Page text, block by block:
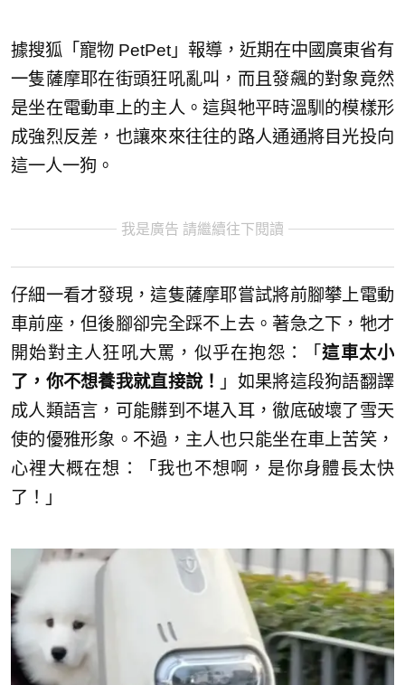
據搜狐「寵物 PetPet」報導，近期在中國廣東省有
一隻薩摩耶在街頭狂吼亂叫，而且發飆的對象竟然
是坐在電動車上的主人。這與牠平時溫馴的模樣形
成強烈反差，也讓來來往往的路人通通將目光投向
這一人一狗。
我是廣告 請繼續往下閱讀
仔細一看才發現，這隻薩摩耶嘗試將前腳攀上電動
車前座，但後腳卻完全踩不上去。著急之下，牠才
開始對主人狂吼大罵，似乎在抱怨：「這車太小
了，你不想養我就直接說！ 」如果將這段狗語翻譯
成人類語言，可能髒到不堪入耳，徹底破壞了雪天
使的優雅形象。不過，主人也只能坐在車上苦笑，
心裡大概在想：「我也不想啊，是你身體長太快
了！」